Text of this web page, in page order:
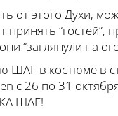
от этого Духи,
“гостей”,
“заглянули на
ШАГ в костюме в
с 26 по 31
ШАГ!